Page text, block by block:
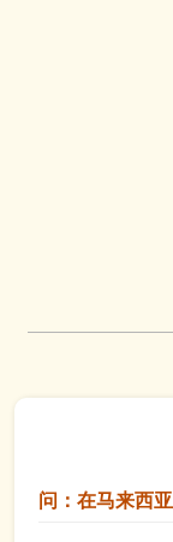
问：在马来西